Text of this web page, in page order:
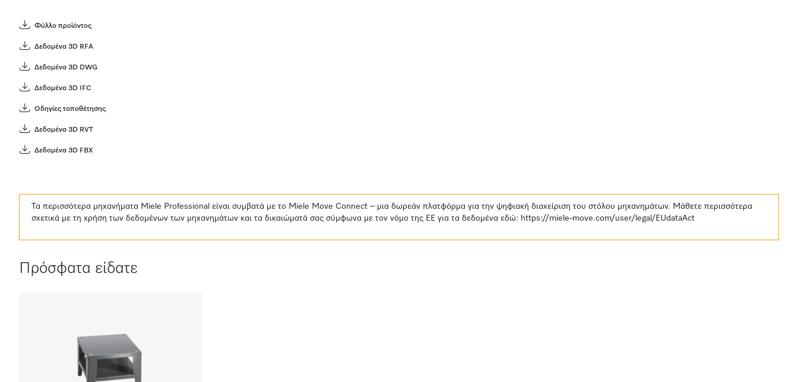
Φύλλο προϊόντος
Δεδομένα 3D RFA
Δεδομένα 3D DWG
Δεδομένα 3D IFC
Οδηγίες τοποθέτησης
Δεδομένα 3D RVT
Δεδομένα 3D FBX
Τα περισσότερα μηχανήματα Miele Professional είναι συμβατά με το Miele Move Connect – μια δωρεάν πλατφόρμα για την ψηφιακή διαχείριση του στόλου μηχανημάτων. Μάθετε περισσότερα
σχετικά με τη χρήση των δεδομένων των μηχανημάτων και τα δικαιώματά σας σύμφωνα με τον νόμο της ΕΕ για τα δεδομένα εδώ: https://miele-move.com/user/legal/EUdataAct
Πρόσφατα είδατε